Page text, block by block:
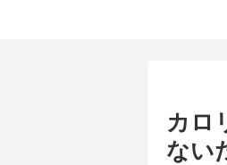
カロ
ない